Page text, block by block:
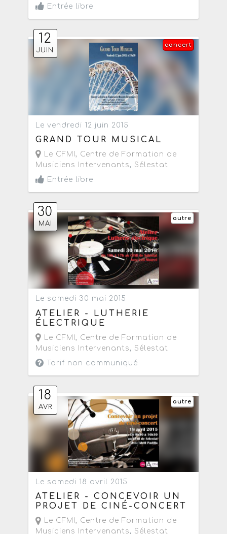
Entrée libre
12
JUIN
concert
Le vendredi 12 juin 2015
GRAND TOUR MUSICAL
Le CFMI, Centre de Formation de
Musiciens Intervenants, Sélestat
Entrée libre
30
MAI
autre
Le samedi 30 mai 2015
ATELIER - LUTHERIE
ÉLECTRIQUE
Le CFMI, Centre de Formation de
Musiciens Intervenants, Sélestat
Tarif non communiqué
18
AVR
autre
Le samedi 18 avril 2015
ATELIER - CONCEVOIR UN
PROJET DE CINÉ-CONCERT
Le CFMI, Centre de Formation de
Musiciens Intervenants, Sélestat